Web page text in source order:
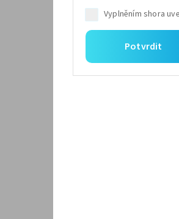
Potvrdit